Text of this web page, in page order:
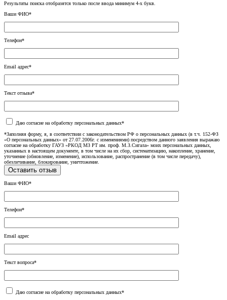
Результаты поиска отобразятся только после ввода минимум 4-х букв.
Ваши ФИО*
Телефон*
Email адрес*
Текст отзыва*
Даю согласие на обработку персональных данных*
*Заполняя форму, я, в соответствии с законодательством РФ о персональных данных (в т.ч. 152-ФЗ
«О персональных данных» от 27.07.2006г. с изменениями) посредством данного заявления выражаю
согласие на обработку ГАУЗ «РКОД МЗ РТ им. проф. М.З.Сигала» моих персональных данных,
указанных в настоящем документе, в том числе на их сбор, систематизацию, накопление, хранение,
уточнение (обновление, изменение), использование, распространение (в том числе передачу),
обезличивание, блокирование, уничтожение.
Ваши ФИО*
Телефон*
Email адрес
Текст вопроса*
Даю согласие на обработку персональных данных*